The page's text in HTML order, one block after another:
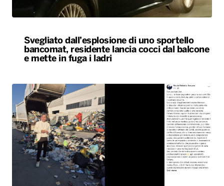
Svegliato dall’esplosione di uno sportello
bancomat, residente lancia cocci dal balcone
e mette in fuga i ladri